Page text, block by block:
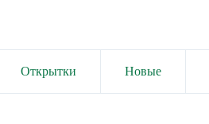
Открытки Новые